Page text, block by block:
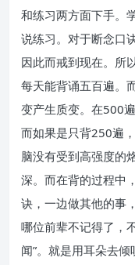
和练习两方面下手。
说练习。对于断念口
因此而戒到现在。所
每天能背诵五百遍。
变产生质变。在500
而如果是只背250遍
脑没有受到高强度的
深。而在背的过程中
诀，一边做其他的事
哪位前辈不记得了，
闻”。就是用耳朵去